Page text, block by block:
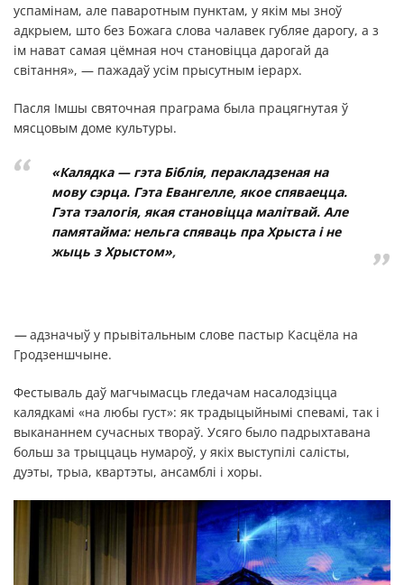
успамінам, але паваротным пунктам, у якім мы зноў
адкрыем, што без Божага слова чалавек губляе дарогу, а з
ім нават самая цёмная ноч становіцца дарогай да
світання», — пажадаў усім прысутным іерарх.
Пасля Імшы святочная праграма была працягнутая ў
мясцовым доме культуры.
«Калядка — гэта Біблія, перакладзеная на
мову сэрца. Гэта Евангелле, якое спяваецца.
Гэта тэалогія, якая становіцца малітвай. Але
памятайма: нельга спяваць пра Хрыста і не
жыць з Хрыстом»,
—адзначыў у прывітальным слове пастыр Касцёла на
Гродзеншчыне.
Фестываль даў магчымасць гледачам насалодзіцца
калядкамі «на любы густ»: як традыцыйнымі спевамі, так і
выкананнем сучасных твораў. Усяго было падрыхтавана
больш за трыццаць нумароў, у якіх выступілі салісты,
дуэты, трыа, квартэты, ансамблі і хоры.